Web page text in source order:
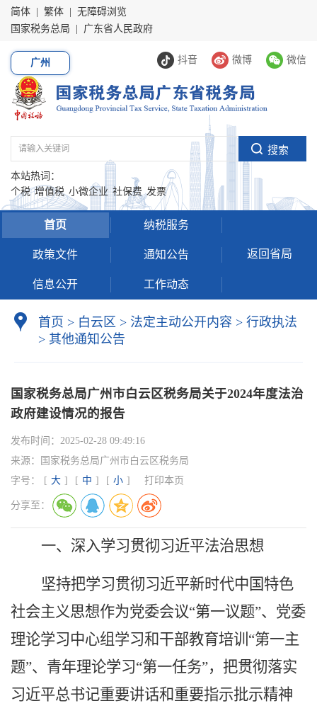
简体 繁体
无障碍浏览
国家税务总局
广东省人民政府
抖音 微博 微信
广州
本站热词：
个税 增值税 小微企业 社保费 发票
首页 纳税服务
政策文件 通知公告
信息公开 工作动态
返回省局
首页 > 白云区 > 法定主动公开内容 > 行政执法
> 其他通知公告
国家税务总局广州市白云区税务局关于2024年度法治
政府建设情况的报告
发布时间： 2025-02-28 09:49:16
来源：
国家税务总局广州市白云区税务局
字号：
[ 大 ] [ 中 ] [ 小 ] 打印本页
分享至：
一、深入学习贯彻习近平法治思想
坚持把学习贯彻习近平新时代中国特色
社会主义思想作为党委会议“第一议题”、党委
理论学习中心组学习和干部教育培训“第一主
题”、青年理论学习“第一任务”，把贯彻落实
习近平总书记重要讲话和重要指示批示精神